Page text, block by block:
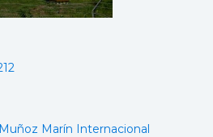
Marín Internacional